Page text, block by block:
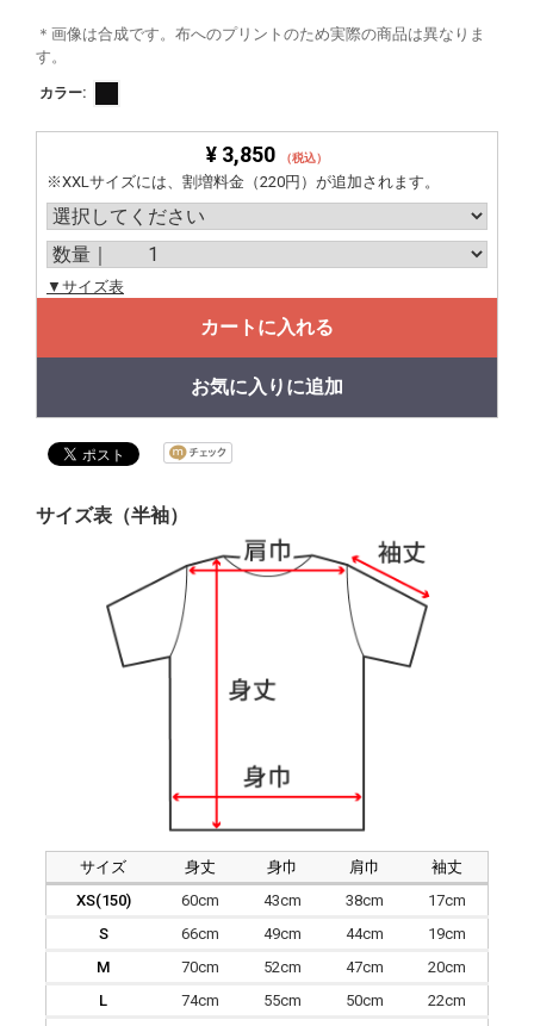
＊画像は合成です。布へのプリントのため実際の商品は異なりま
す。
カラー:
¥ 3,850 （税込）
※XXLサイズには、割増料金（220円）が追加されます。
▼サイズ表
カートに入れる
お気に入りに追加
サイズ表（半袖）
サイズ 身丈 身巾 肩巾
袖丈
XS(150)
60cm 43cm 38cm
17cm
S
66cm 49cm 44cm
19cm
M
70cm 52cm 47cm
20cm
L
74cm 55cm 50cm
22cm